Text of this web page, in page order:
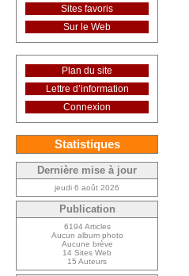
Sites favoris
Sur le Web
Plan du site
Lettre d’information
Connexion
Statistiques
Dernière mise à jour
jeudi 6 août 2026
Publication
6194 Articles
Aucun album photo
Aucune brève
14 Sites Web
15 Auteurs